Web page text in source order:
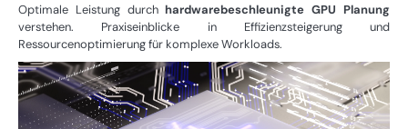
Optimale Leistung durchhardwarebeschleunigte GPU Planung
verstehen. Praxiseinblicke in Effizienzsteigerung und
Ressourcenoptimierung für komplexe Workloads.